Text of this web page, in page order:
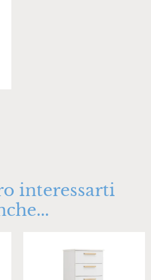
interessarti